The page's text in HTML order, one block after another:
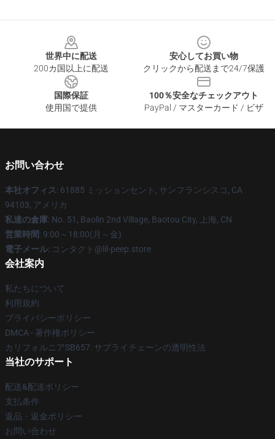
世界中に配送
200カ国以上に配送
安心してお買い物
クリックから配送まで24/7保護
国際保証
使用国で提供
100％安全なチェックアウト
PayPal / マスターカード / ビザ
お問い合わせ
本社オフィス: 61885 ミッションセント, サンフランシスコ, CA
94103, アメリカ
私達の倉庫: No. 51, Baolin 2nd Village, Baotou City, 上海, CN
営業時間: 9:00～18:00(月～金)
電子メール: コンタクト@lil-peep.store
会社案内
私たちについて
利用規約
プライバシーポリシー
DMCA - 著作権ポリシー
カリフォルニアSB657: サプライチェーンの透明性法
当社のサポート
配送&配送ポリシー
支払条件
返品・返金ポリシー
お問い合わせ